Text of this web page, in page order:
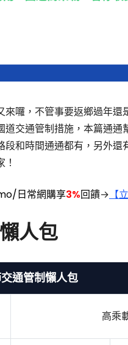
囉，不管事要返鄉過年還
交通管制措施，本篇通通
和時間通通都有，另外還
日常網購享3%回饋→ 【
人包
通管制懶人包
高乘